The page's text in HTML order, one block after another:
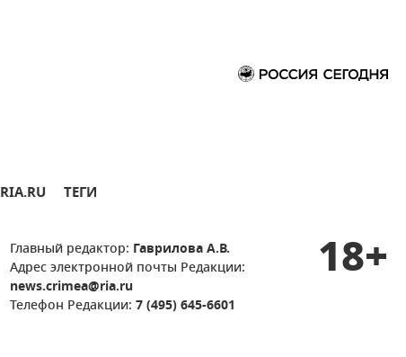
RIA.RU ТЕГИ
Главный редактор: Гаврилова А.В.
Адрес электронной почты Редакции:
news.crimea@ria.ru
Телефон Редакции: 7 (495) 645-6601
18+